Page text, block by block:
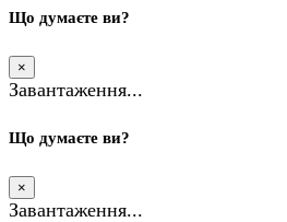
Що думаєте ви?
×
Завантаження...
Що думаєте ви?
×
Завантаження...